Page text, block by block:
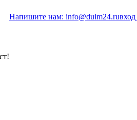
Напишите нам: info@duim24.ruвход